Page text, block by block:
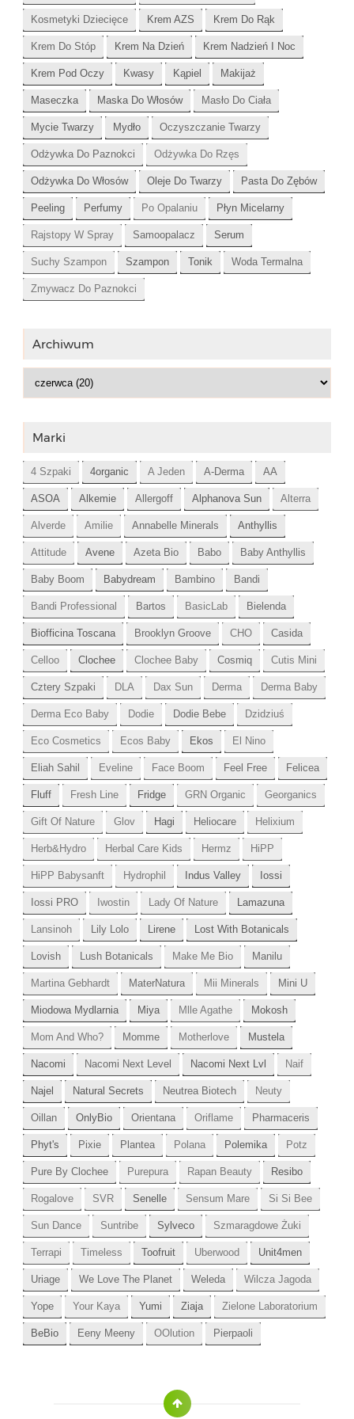
Kosmetyki Dziecięce Krem AZS Krem Do Rąk
Krem Do Stóp Krem Na Dzień Krem Nadzień I Noc
Krem Pod Oczy Kwasy Kąpiel Makijaż
Maseczka Maska Do Włosów Masło Do Ciała
Mycie Twarzy Mydło Oczyszczanie Twarzy
Odżywka Do Paznokci Odżywka Do Rzęs
Odżywka Do Włosów Oleje Do Twarzy Pasta Do Zębów
Peeling Perfumy Po Opalaniu Płyn Micelarny
Rajstopy W Spray Samoopalacz Serum
Suchy Szampon Szampon Tonik Woda Termalna
Zmywacz Do Paznokci
Archiwum
Marki
4 Szpaki 4organic A Jeden A-Derma AA
ASOA Alkemie Allergoff Alphanova Sun Alterra
Alverde Amilie Annabelle Minerals Anthyllis
Attitude Avene Azeta Bio Babo Baby Anthyllis
Baby Boom Babydream Bambino Bandi
Bandi Professional Bartos BasicLab Bielenda
Biofficina Toscana Brooklyn Groove CHO Casida
Celloo Clochee Clochee Baby Cosmiq Cutis Mini
Cztery Szpaki DLA Dax Sun Derma Derma Baby
Derma Eco Baby Dodie Dodie Bebe Dzidziuś
Eco Cosmetics Ecos Baby Ekos El Nino
Eliah Sahil Eveline Face Boom Feel Free Felicea
Fluff Fresh Line Fridge GRN Organic Georganics
Gift Of Nature Glov Hagi Heliocare Helixium
Herb&Hydro Herbal Care Kids Hermz HiPP
HiPP Babysanft Hydrophil Indus Valley Iossi
Iossi PRO Iwostin Lady Of Nature Lamazuna
Lansinoh Lily Lolo Lirene Lost With Botanicals
Lovish Lush Botanicals Make Me Bio Manilu
Martina Gebhardt MaterNatura Mii Minerals Mini U
Miodowa Mydlarnia Miya Mlle Agathe Mokosh
Mom And Who? Momme Motherlove Mustela
Nacomi Nacomi Next Level Nacomi Next Lvl Naif
Najel Natural Secrets Neutrea Biotech Neuty
Oillan OnlyBio Orientana Oriflame Pharmaceris
Phyt's Pixie Plantea Polana Polemika Potz
Pure By Clochee Purepura Rapan Beauty Resibo
Rogalove SVR Senelle Sensum Mare Si Si Bee
Sun Dance Suntribe Sylveco Szmaragdowe Żuki
Terrapi Timeless Toofruit Uberwood Unit4men
Uriage We Love The Planet Weleda Wilcza Jagoda
Yope Your Kaya Yumi Ziaja Zielone Laboratorium
BeBio Eeny Meeny OOlution Pierpaoli